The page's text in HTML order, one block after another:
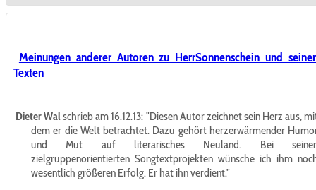
Meinungen anderer Autoren zu HerrSonnenschein und
Texten
Dieter Walschrieb am 16.12.13: "Diesen Autor zeichnet sein Herz aus,
dem er die Welt betrachtet. Dazu gehört herzerwärmender
und Mut auf literarisches Neuland. Bei
zielgruppenorientierten Songtextprojekten wünsche ich ihm
wesentlich größeren Erfolg. Er hat ihn verdient."